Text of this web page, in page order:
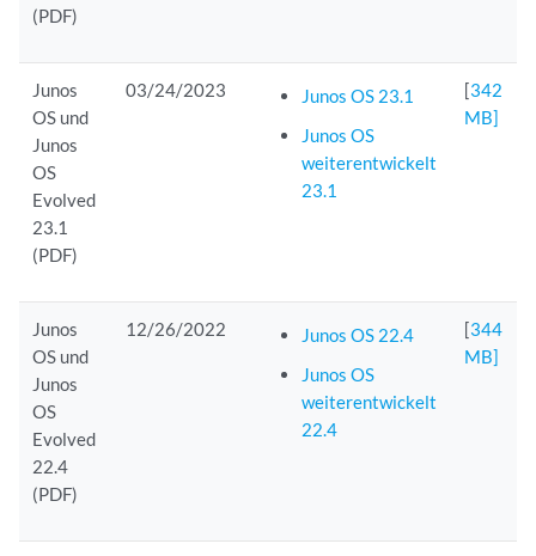
(PDF)
Junos
OS und
Junos
OS
Evolved
23.1
(PDF)
03/24/2023
Junos OS 23.1
Junos OS
weiterentwickelt
23.1
[342
MB]
Junos
OS und
Junos
OS
Evolved
22.4
(PDF)
12/26/2022
Junos OS 22.4
Junos OS
weiterentwickelt
22.4
[344
MB]